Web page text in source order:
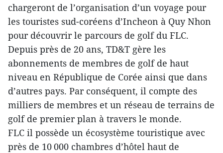
chargeront de l’organisation d’un voyage pour
les touristes sud-coréens d’Incheon à Quy Nhon
pour découvrir le parcours de golf du FLC.
Depuis près de 20 ans, TD&T gère les
abonnements de membres de golf de haut
niveau en République de Corée ainsi que dans
d’autres pays. Par conséquent, il compte des
milliers de membres et un réseau de terrains de
golf de premier plan à travers le monde.
FLC il possède un écosystème touristique avec
près de 10 000 chambres d’hôtel haut de